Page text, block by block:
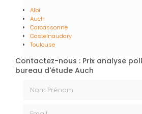
Albi
Auch
Carcassonne
Castelnaudary
Toulouse
Contactez-nous : Prix analyse
bureau d'étude Auch